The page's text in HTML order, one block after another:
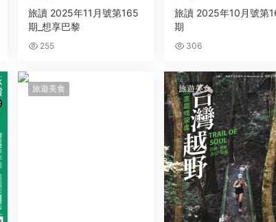
旅讀 2025年11月號第165
期_想享巴黎
255
旅讀 2025年10月號第
期
306
旅遊美食 旅遊美食